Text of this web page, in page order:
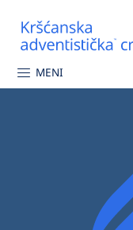
MENI